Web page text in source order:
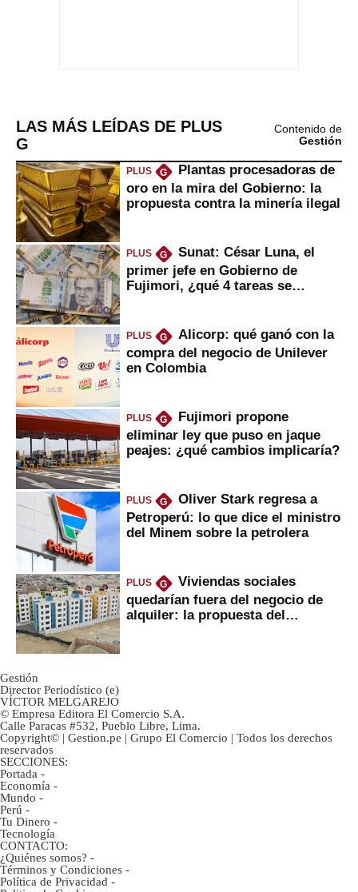
LAS MÁS LEÍDAS DE PLUS
G
Contenido de
Gestión
PLUS G
Plantas procesadoras de
oro en la mira del Gobierno: la
propuesta contra la minería ilegal
PLUS G
Sunat: César Luna, el
primer jefe en Gobierno de
Fujimori, ¿qué 4 tareas se
PLUS G
Alicorp: qué ganó con la
compra del negocio de Unilever
en Colombia
PLUS G
Fujimori propone
eliminar ley que puso en jaque
peajes: ¿qué cambios implicaría?
PLUS G
Oliver Stark regresa a
Petroperú: lo que dice el ministro
del Minem sobre la petrolera
PLUS G
Viviendas sociales
quedarían fuera del negocio de
alquiler: la propuesta del
Gestión
Director Periodístico (e)
VÍCTOR MELGAREJO
© Empresa Editora El Comercio S.A.
Calle Paracas #532, Pueblo Libre, Lima.
Copyright© | Gestion.pe | Grupo El Comercio | Todos los derechos
reservados
SECCIONES:
Portada -
Economía -
Mundo -
Perú -
Tu Dinero -
Tecnología
CONTACTO:
¿Quiénes somos? -
Términos y Condiciones -
Política de Privacidad -